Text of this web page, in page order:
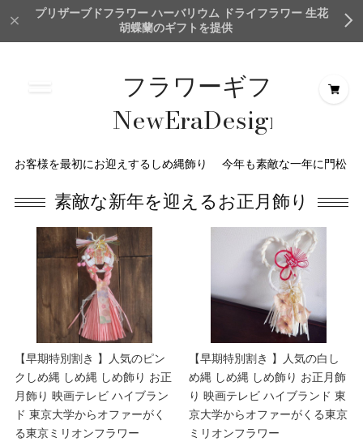
プリザーブドフラワー ハーバリウム ドライフラワー 生花
胡蝶蘭のギフトを提供
フラワーギフト
NewEraDesign＆
Creation
TokyoMillionFlower
お客様を最初にお迎えするしめ縄飾り 今年も素敵な一年に門松
素敵な新年を迎えるお正月飾り
【早期特別割き 】人気のピン
クしめ縄 しめ縄 しめ飾り お正
月飾り 映画テレビ ハイブラン
ド 東京大学からオファーがく
る東京ミリオンフラワー
【早期特別割き 】人気の白し
め縄 しめ縄 しめ飾り お正月飾
り 映画テレビ ハイブランド 東
京大学からオファーがくる東京
ミリオンフラワー